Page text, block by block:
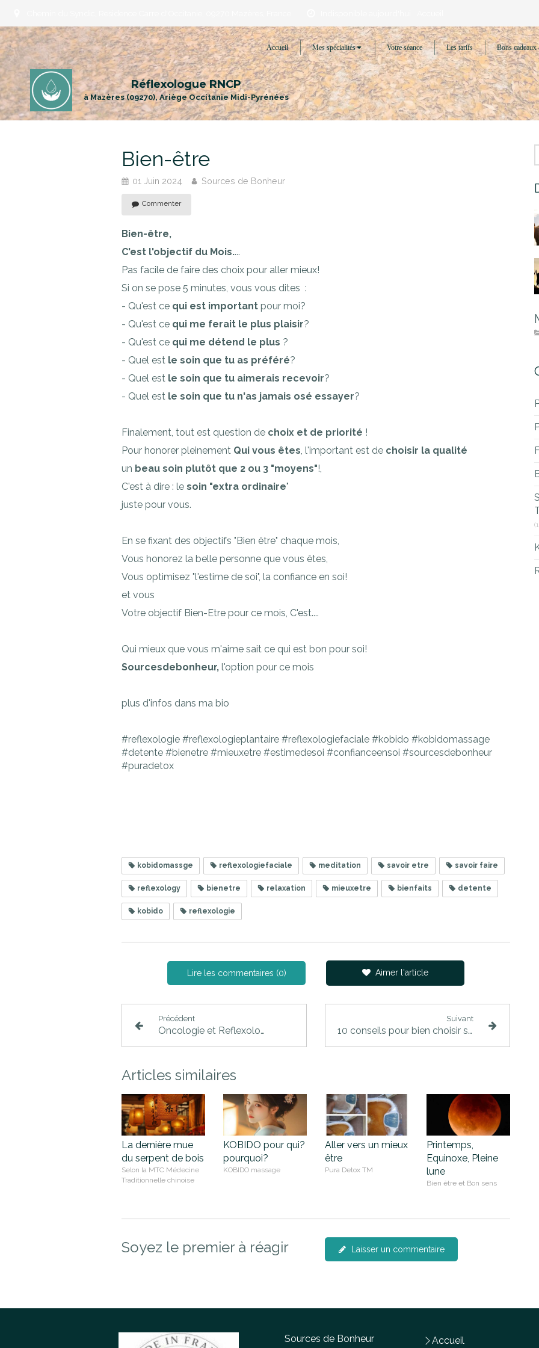
Accueil Mes spécialités Votre séance Les tarifs Bons
Réflexologue RNCP
à Mazères (09270), Ariège Occitanie Midi-Pyrénées
Bien-être
01 Juin 2024 Sources de Bonheur
Commenter
Bien-être,
C'est l'objectif du Mois....
Pas facile de faire des choix pour aller mieux!
Si on se pose 5 minutes, vous vous dites :
- Qu'est ce qui est important pour moi?
- Qu'est ce qui me ferait le plus plaisir?
- Qu'est ce qui me détend le plus ?
- Quel est le soin que tu as préféré?
- Quel est le soin que tu aimerais recevoir?
- Quel est le soin que tu n'as jamais osé essayer?
Finalement, tout est question de choix et de priorité !
Pour honorer pleinement Qui vous êtes , l'important est de choisir la qualité
un beau soin plutôt que 2 ou 3 "moyens"!,
C'est à dire : le soin "extra ordinaire"
juste pour vous.
En se fixant des objectifs "Bien être" chaque mois,
Vous honorez la belle personne que vous êtes,
Vous optimisez "l'estime de soi", la confiance en soi!
et vous
Votre objectif Bien-Etre pour ce mois, C'est....
Qui mieux que vous m'aime sait ce qui est bon pour soi!
Sourcesdebonheur, l'option pour ce mois
plus d'infos dans ma bio
#reflexologie #reflexologieplantaire #reflexologiefaciale #kobido #kobidomassage
#detente #bienetre #mieuxetre #estimedesoi #confianceensoi #sourcesdebonheur
#puradetox
kobidomassge reflexologiefaciale meditation savoir etre savoir faire
reflexology bienetre relaxation mieuxetre bienfaits detente
kobido reflexologie
Lire les commentaires (0) Aimer l'article
Précédent
Oncologie et Reflexologie
Suivant
10 conseils pour bien choisir son reflexologue
Articles similaires
La dernière mue
du serpent de bois
Selon la MTC Médecine
Traditionnelle chinoise
KOBIDO pour qui?
pourquoi?
KOBIDO massage
Aller vers un mieux
être
Pura Detox TM
Printemps,
Equinoxe, Pleine
lune
Bien être et Bon sens
Soyez le premier à réagir Laisser un commentaire
Sources de Bonheur Accueil